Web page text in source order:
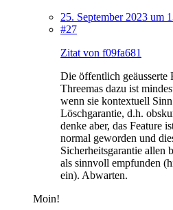
25. September 2023 um
#27
Zitat von f09fa681
Die öffentlich geäusserte
Threemas dazu ist
wenn sie kontextuell
Löschgarantie, d.h.
denke aber, das Feature
normal geworden und
Sicherheitsgarantie allen
als sinnvoll empfunden
ein). Abwarten.
Moin!